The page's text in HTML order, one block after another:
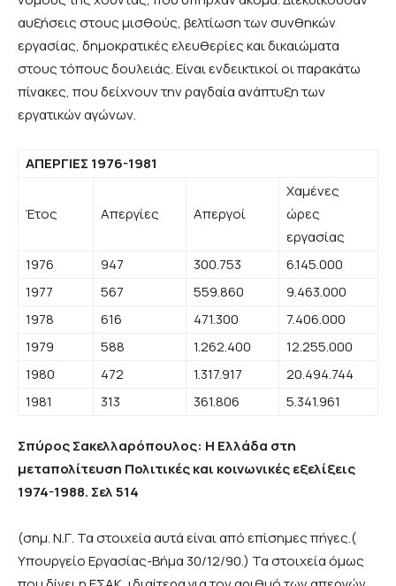
αυξήσεις στους μισθούς, βελτίωση των συνθηκών
εργασίας, δημοκρατικές ελευθερίες και δικαιώματα
στους τόπους δουλειάς. Είναι ενδεικτικοί οι παρακάτω
πίνακες, που δείχνουν την ραγδαία ανάπτυξη των
εργατικών αγώνων.
ΑΠΕΡΓΙΕΣ 1976-1981
Έτος Απεργίες Απεργοί
Χαμένες
ώρες
εργασίας
1976
947 300.753
6.145.000
1977
567 559.860
9.463.000
1978
616 471.300
7.406.000
1979
588 1.262.400
12.255.000
1980
472 1.317.917
20.494.744
1981
313 361.806 5.341.961
Σπύρος Σακελλαρόπουλος: Η Ελλάδα στη
μεταπολίτευση Πολιτικές και κοινωνικές εξελίξεις
1974-1988. Σελ 514
(σημ. Ν.Γ. Τα στοιχεία αυτά είναι από επίσημες πήγες.(
Υπουργείο Εργασίας-Βήμα 30/12/90.) Τα στοιχεία όμως